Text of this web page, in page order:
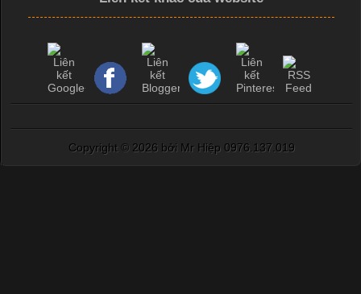
Copyright © 2026 bởi Mr Hiệp 0976.137.019